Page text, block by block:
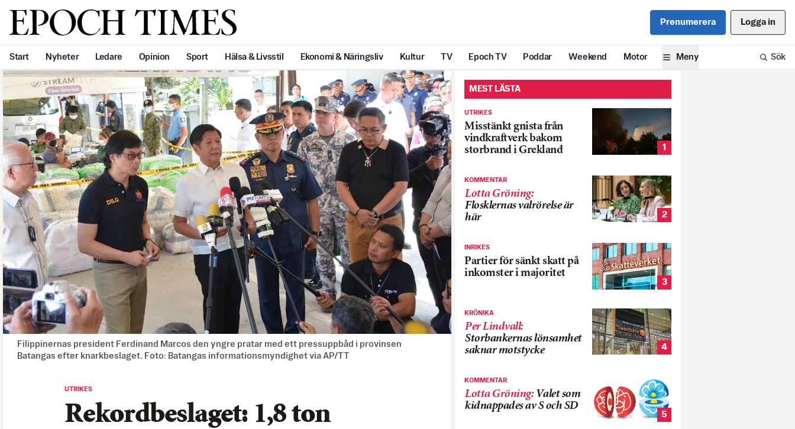
Svenska Epoch Times Prenumerera Logga in
Start Nyheter Ledare Opinion Sport Hälsa & Livsstil Ekonomi & Näringsliv Kultur TV Epoch TV Poddar Weekend Motor Meny Sök
Filippinernas president Ferdinand Marcos den yngre pratar med ett pressuppbåd i provinsen
Batangas efter knarkbeslaget. Foto: Batangas informationsmyndighet via AP/TT
UTRIKES
Rekordbeslaget: 1,8 ton
MEST LÄSTA
UTRIKES
Misstänkt gnista från
vindkraftverk bakom
storbrand i Grekland
1
KOMMENTAR
Lotta Gröning:
Flosklernas valrörelse är
här
2
INRIKES
Partier för sänkt skatt på
inkomster i majoritet
3
KRÖNIKA
Per Lindvall:
Storbankernas lönsamhet
saknar motstycke
4
KOMMENTAR
Lotta Gröning: Valet som
kidnappades av S och SD
5